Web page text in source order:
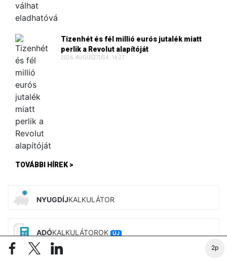
2p
Tizenhét és fél millió eurós jutalék miatt
perlik a Revolut alapítóját
2026. AUGUSZTUS 4. 14:27
TOVÁBBI HÍREK >
NYUGDÍJKALKULÁTOR
ADÓKALKULÁTOROK ÚJ